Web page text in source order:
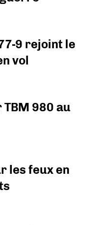
9 rejoint le
vol
980 au
les feux en